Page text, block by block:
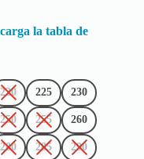
la tabla de
220 225 230
250 255 260
280 285 290